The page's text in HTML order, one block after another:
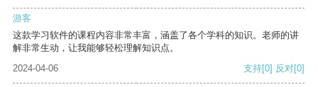
游客
这款学习软件的课程内容非常丰富，涵盖了各个学科的知识。老师的讲
解非常生动，让我能够轻松理解知识点。
2024-04-06
支持[0] 反对[0]